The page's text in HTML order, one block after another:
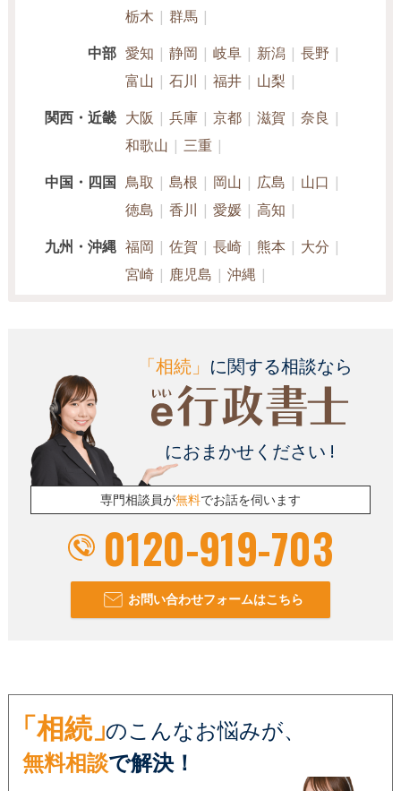
栃木
群馬
中部 愛知 静岡 岐阜 新潟
長野
富山
石川 福井
山梨
関西・近畿 大阪 兵庫 京都 滋賀
奈良
和歌山
三重
中国・四国 鳥取 島根 岡山 広島
山口
徳島
香川 愛媛
高知
九州・沖縄 福岡 佐賀 長崎 熊本
大分
宮崎
鹿児島 沖縄
「相続」 に関する相談なら
におまかせください !
専門相談員が無料でお話を伺います
0120-919-703
お問い合わせフォームはこちら
「相続」のこんなお悩みが、
無料相談で解決！